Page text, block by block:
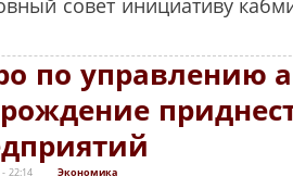
по управлению
22:14 Экономика